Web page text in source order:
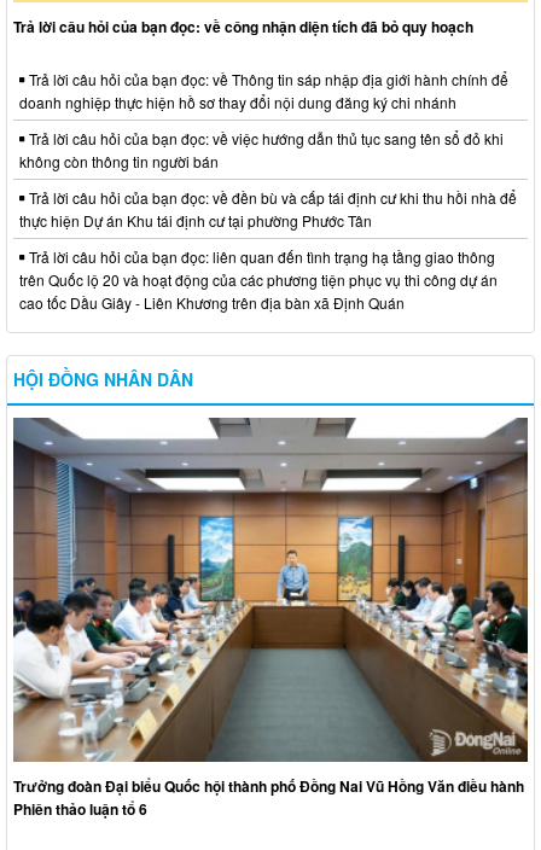
Trả lời câu hỏi của bạn đọc: về công nhận diện tích đã bỏ quy hoạch
Trả lời câu hỏi của bạn đọc: về Thông tin sáp nhập địa giới hành chính để
doanh nghiệp thực hiện hồ sơ thay đổi nội dung đăng ký chi nhánh
Trả lời câu hỏi của bạn đọc: về việc hướng dẫn thủ tục sang tên sổ đỏ khi
không còn thông tin người bán
Trả lời câu hỏi của bạn đọc: về đền bù và cấp tái định cư khi thu hồi nhà để
thực hiện Dự án Khu tái định cư tại phường Phước Tân
Trả lời câu hỏi của bạn đọc: liên quan đến tình trạng hạ tầng giao thông
trên Quốc lộ 20 và hoạt động của các phương tiện phục vụ thi công dự án
cao tốc Dầu Giây - Liên Khương trên địa bàn xã Định Quán
HỘI ĐỒNG NHÂN DÂN
Trưởng đoàn Đại biểu Quốc hội thành phố Đồng Nai Vũ Hồng Văn điều hành
Phiên thảo luận tổ 6